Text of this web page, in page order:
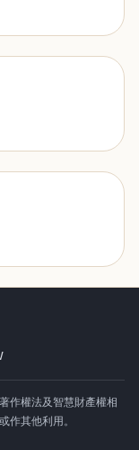
作權法及智慧財產權相
作其他利用。